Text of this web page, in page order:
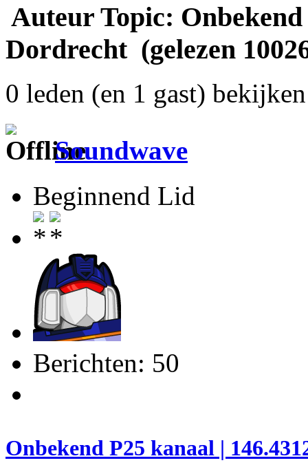
Auteur Topic: Onbekend
Dordrecht (gelezen
0 leden (en 1 gast)
Soundwave
Beginnend Lid
Berichten: 50
Onbekend P25 kanaal |